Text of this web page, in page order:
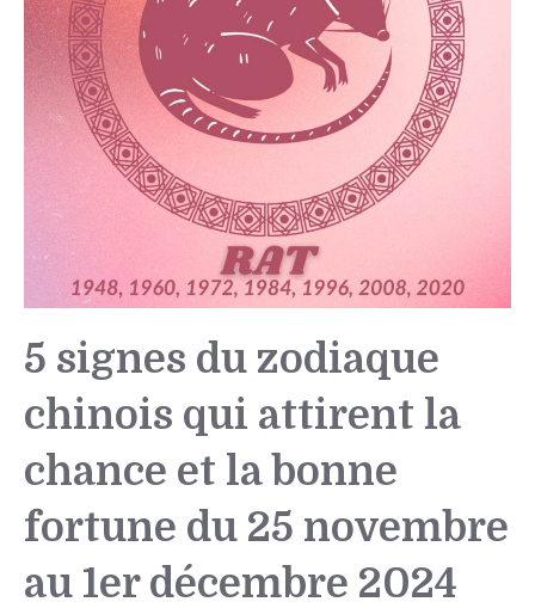
5 signes du zodiaque
chinois qui attirent la
chance et la bonne
fortune du 25 novembre
au 1er décembre 2024